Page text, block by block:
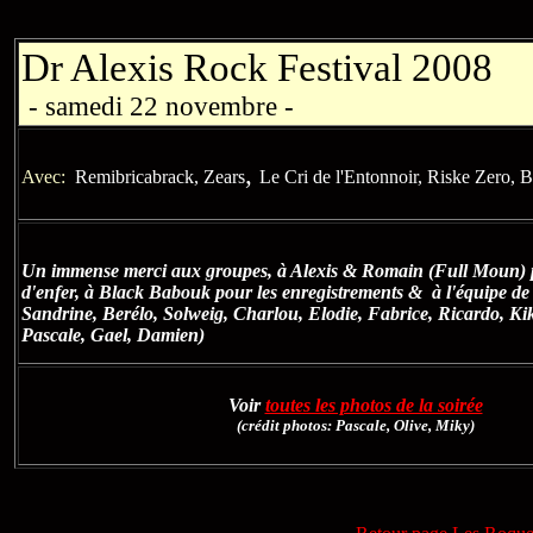
Dr Alexis Rock Festival 2008
- samedi 22 novembre -
Avec: Remibricabrack, Zears, Le Cri de l'Entonnoir, Riske Zero,
Un immense merci aux groupes, à Alexis & Romain (Full Moun)
d'enfer, à Black Babouk pour les enregistrements & à l'équipe de
Sandrine, Berélo, Solweig, Charlou, Elodie, Fabrice, Ricardo,
Pascale, Gael, Damien)
Voirtoutes les photos de la soirée
(crédit photos: Pascale, Olive, Miky)